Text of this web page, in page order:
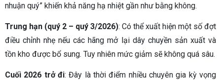
nhuận quý” khiến khả năng hạ nhiệt gần như bằng không.
Trung hạn (quý 2 – quý 3/2026): Có thể xuất hiện một số đợt
điều chỉnh nhẹ nếu các hãng mở lại dây chuyền sản xuất và
tồn kho được bổ sung. Tuy nhiên mức giảm sẽ không quá sâu.
Cuối 2026 trở đi: Đây là thời điểm nhiều chuyên gia kỳ vọng